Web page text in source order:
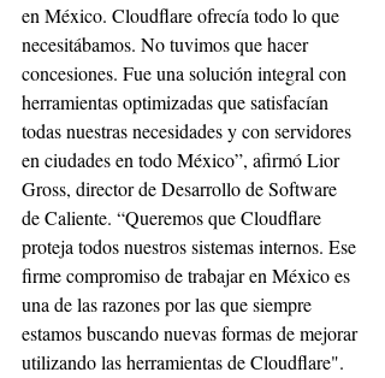
en México. Cloudflare ofrecía todo lo que
necesitábamos. No tuvimos que hacer
concesiones. Fue una solución integral con
herramientas optimizadas que satisfacían
todas nuestras necesidades y con servidores
en ciudades en todo México”, afirmó Lior
Gross, director de Desarrollo de Software
de Caliente. “Queremos que Cloudflare
proteja todos nuestros sistemas internos. Ese
firme compromiso de trabajar en México es
una de las razones por las que siempre
estamos buscando nuevas formas de mejorar
utilizando las herramientas de Cloudflare".